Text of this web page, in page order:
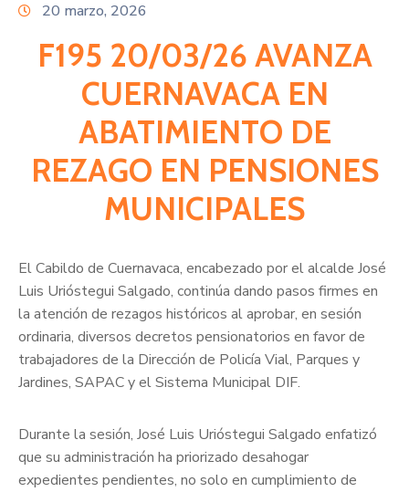
20 marzo, 2026
F195 20/03/26 AVANZA
CUERNAVACA EN
ABATIMIENTO DE
REZAGO EN PENSIONES
MUNICIPALES
El Cabildo de Cuernavaca, encabezado por el alcalde José
Luis Urióstegui Salgado, continúa dando pasos firmes en
la atención de rezagos históricos al aprobar, en sesión
ordinaria, diversos decretos pensionatorios en favor de
trabajadores de la Dirección de Policía Vial, Parques y
Jardines, SAPAC y el Sistema Municipal DIF.
Durante la sesión, José Luis Urióstegui Salgado enfatizó
que su administración ha priorizado desahogar
expedientes pendientes, no solo en cumplimiento de